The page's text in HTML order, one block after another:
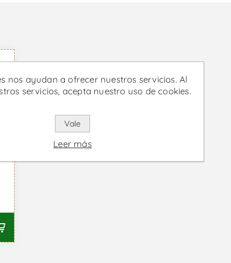
nos ayudan a ofrecer nuestros servicios. Al
servicios, acepta nuestro uso de cookies.
Vale
Leer más